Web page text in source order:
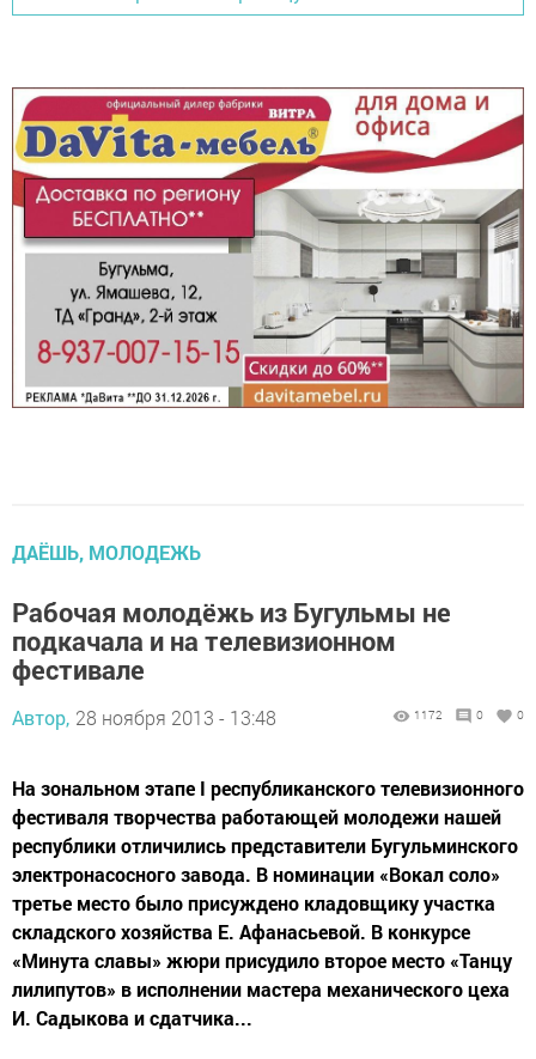
ДАЁШЬ, МОЛОДЕЖЬ
Рабочая молодёжь из Бугульмы не
подкачала и на телевизионном
фестивале
Автор, 28 ноября 2013 - 13:48 1172 0 0
На зональном этапе I республиканского телевизионного
фестиваля творчества работающей молодежи нашей
республики отличились представители Бугульминского
электронасосного завода. В номинации «Вокал соло»
третье место было присуждено кладовщику участка
складского хозяйства Е. Афанасьевой. В конкурсе
«Минута славы» жюри присудило второе место «Танцу
лилипутов» в исполнении мастера механического цеха
И. Садыкова и сдатчика...